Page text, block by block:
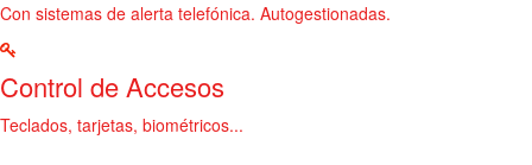
Con sistemas de alerta telefónica. Autogestionadas.
Control de Accesos
Teclados, tarjetas, biométricos...